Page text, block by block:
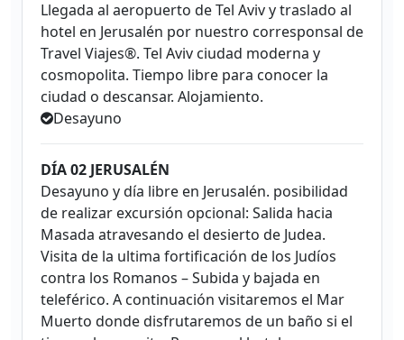
Llegada al aeropuerto de Tel Aviv y traslado al
hotel en Jerusalén por nuestro corresponsal de
Travel Viajes®. Tel Aviv ciudad moderna y
cosmopolita. Tiempo libre para conocer la
ciudad o descansar. Alojamiento.
Desayuno
DÍA 02 JERUSALÉN
Desayuno y día libre en Jerusalén. posibilidad
de realizar excursión opcional: Salida hacia
Masada atravesando el desierto de Judea.
Visita de la ultima fortificación de los Judíos
contra los Romanos – Subida y bajada en
teleférico. A continuación visitaremos el Mar
Muerto donde disfrutaremos de un baño si el